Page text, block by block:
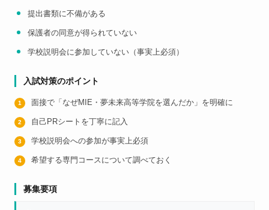
提出書類に不備がある
保護者の同意が得られていない
学校説明会に参加していない（事実上必須）
入試対策のポイント
面接で「なぜMIE・夢未来高等学院を選んだか」を明確に
自己PRシートを丁寧に記入
学校説明会への参加が事実上必須
希望する専門コースについて調べておく
募集要項